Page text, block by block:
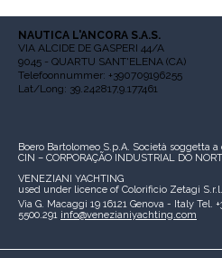
NAUTICA L'ANCORA S.A.S.
VIA ALCIDE DE GASPERI 44/A
9045 - QUARTU SANT'ELENA (CA)
Telefoonnummer: +390709196255
Lat/Long: 39.242817,9.177461
Boero Bartolomeo S.p.A. Società soggetta
CIN – CORPORAÇÃO INDUSTRIAL DO
VENEZIANI YACHTING
used under licence of Colorificio Zetagi S.r.l.
Via G. Macaggi 19 16121 Genova - Italy Tel.
5500.291 info@venezianiyachting.com